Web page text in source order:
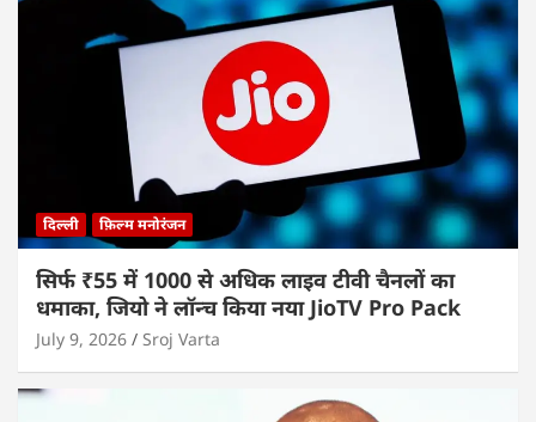
दिल्ली फ़िल्म मनोरंजन
सिर्फ ₹55 में 1000 से अधिक लाइव टीवी चैनलों का
धमाका, जियो ने लॉन्च किया नया JioTV Pro Pack
July 9, 2026 Sroj Varta